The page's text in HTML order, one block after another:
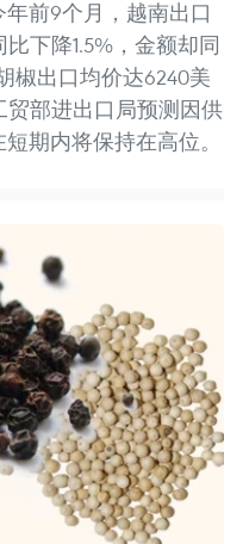
前9个月，越南出口
下降1.5%，金额却同
椒出口均价达6240美
部进出口局预测因供
期内将保持在高位。